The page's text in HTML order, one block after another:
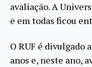
avaliação. A
e em todas ficou
O RUF é divulgado
anos e, neste ano,